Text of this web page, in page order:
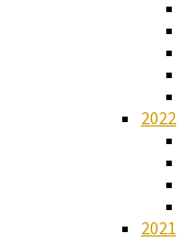
2022
2021